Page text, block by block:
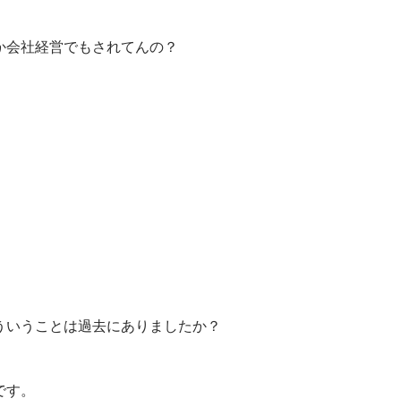
社経営でもされてんの？
うことは過去にありましたか？
。